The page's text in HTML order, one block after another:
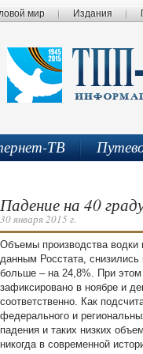
мир Издания
ТВ
Падение на 40
30 января 2015 г.
Объемы производства водки
данным Росстата, снизились
больше – на 24,8%. При этом
зафиксировано в ноябре и
соответственно. Как
федерального и
падения и таких низких
никогда в современной